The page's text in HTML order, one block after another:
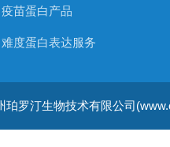
疫苗蛋白产品
难度蛋白表达服务
珀罗汀生物技术有限公司